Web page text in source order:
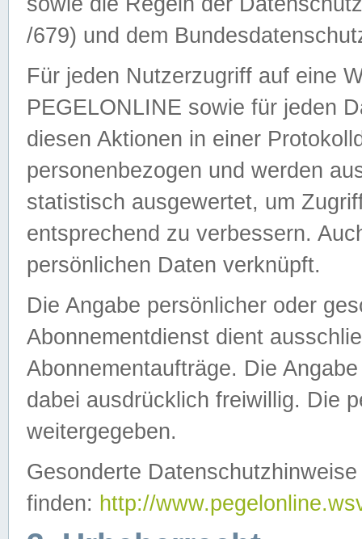
/679) und dem
Für jeden Nutzerzugriff auf eine
PEGELONLINE sowie für jeden
diesen Aktionen in einer
personenbezogen und werden
statistisch ausgewertet, um
entsprechend zu verbessern.
persönlichen Daten verknüpft.
Die Angabe persönlicher oder
Abonnementdienst dient
Abonnementaufträge. Die
dabei ausdrücklich freiwillig. Die
weitergegeben.
Gesonderte
finden: http://